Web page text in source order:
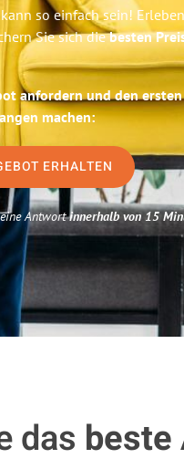
so einfach sein!
Sie sich diebesten
anfordern und den
machen:
ERHALTEN
Antwortinnerhalb von 15
das